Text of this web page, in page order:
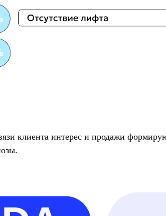
клиента интерес и продажи